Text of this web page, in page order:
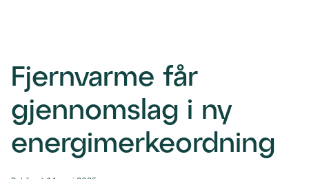
Fjernvarme får
gjennomslag i ny
energimerkeordning